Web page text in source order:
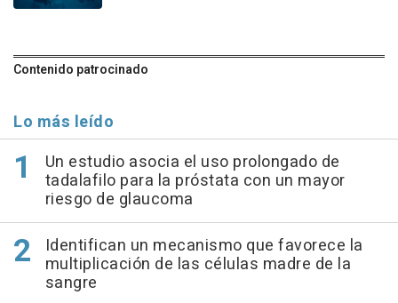
Contenido patrocinado
Lo más leído
Un estudio asocia el uso prolongado de
tadalafilo para la próstata con un mayor
riesgo de glaucoma
Identifican un mecanismo que favorece la
multiplicación de las células madre de la
sangre